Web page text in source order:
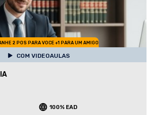
2 POS PARA VOCE +1 PARA UM AMIGO
COM VIDEOAULAS
100% EAD